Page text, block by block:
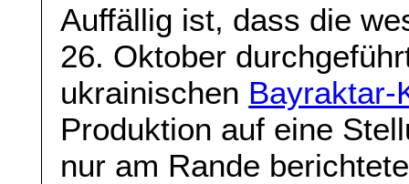
Auffällig ist, dass die
26. Oktober
ukrainischen Bayraktar-
Produktion auf eine
nur am Rande